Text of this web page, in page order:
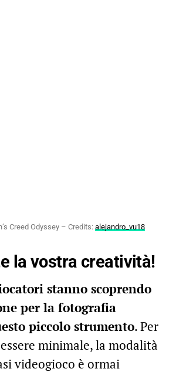
Creed Odyssey – Credits: alejandro_vu18
la vostra creatività!
stanno scoprendo
per la fotografia
piccolo strumento. Per
minimale, la modalità
videogioco è ormai